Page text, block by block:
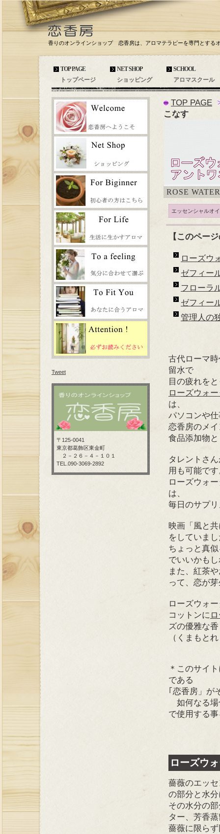
香りのオンラインショップ 恋香房は、アロマテラピーを専門とする
TOP PAGE
こなす
ROSE WATER
エッセンシャルオ
【このペー
ローズウ
ゼフィー
フローラ
ゼフィー
管理人の
古代ローマ
留水で
目の疲れを
ローズウォ
は、
パソコンや
恋香房のメ
食品添加物
タレントさ
用も可能で
ローズウォ
は、
毎日のサプ
映画「風と
をしていま
ちょっと真
でいいかも
また、紅茶
って、恋が
ローズウォ
コットンに
ズの優雅な
（くまもと
＊このサイ
である
｢恋香房」が
如何なる場
で使用する
ローズウ
薔薇のエッ
の部分と水
その水分の
ター、芳香
薔薇に限ら
トップページ
TOP PAGE
ショッピング
NET SHOP
アロマスクール
SCHOOL
Tweet
〒125-0041
東京都葛飾区東金町
２－２６－４－１０１
TEL.090-3069-2892